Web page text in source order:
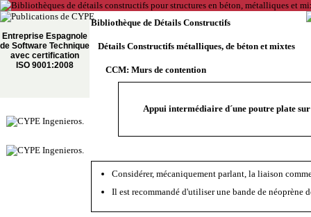
Entreprise Espagnole
de Software Technique
avec certification
ISO 9001:2008
Bibliothèque de Détails Constructifs
Détails Constructifs métalliques, de béton et mixtes
CCM: Murs de contention
Appui intermédiaire d´une poutre plate sur
Considérer, mécaniquement parlant, la liaison
Il est recommandé d'utiliser une bande de néoprène